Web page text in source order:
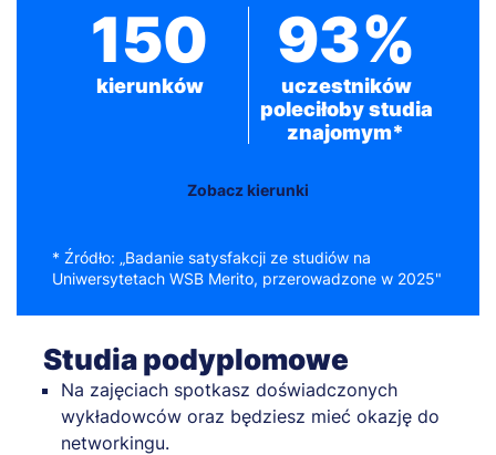
150
kierunków
93%
uczestników
poleciłoby studia
znajomym*
Zobacz kierunki
* Źródło: „Badanie satysfakcji ze studiów na
Uniwersytetach WSB Merito, przerowadzone w 2025"
Studia podyplomowe
Na zajęciach spotkasz doświadczonych
wykładowców oraz będziesz mieć okazję do
networkingu.